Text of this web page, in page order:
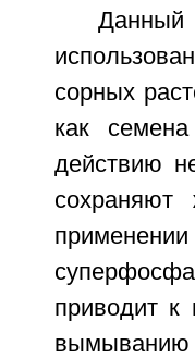
сорных
как
действию
сохраняют
приводит к